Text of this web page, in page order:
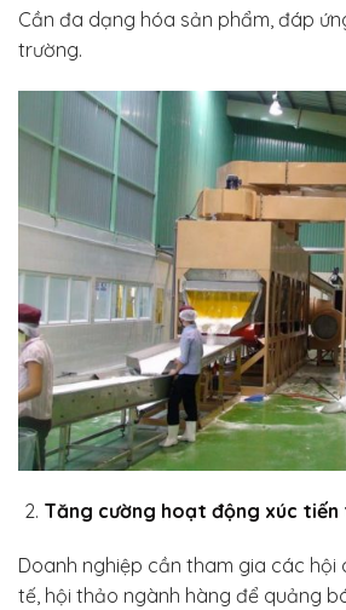
Cần đa dạng hóa sản phẩm, đáp
trường.
Tăng cường hoạt động xúc tiến
Doanh nghiệp cần tham gia các hội
tế, hội thảo ngành hàng để quảng